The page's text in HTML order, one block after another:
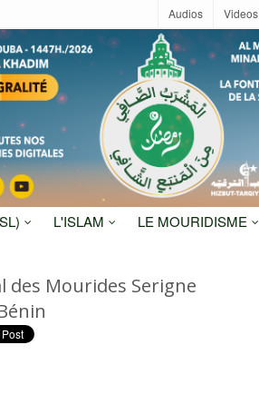
Audios Videos
L'ISLAM LE MOURIDISME
des Mourides Serigne